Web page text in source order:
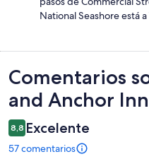
National Seashore está
Comentarios
Comentarios
and Anchor Inn
8,8 Excelente
57 comentarios